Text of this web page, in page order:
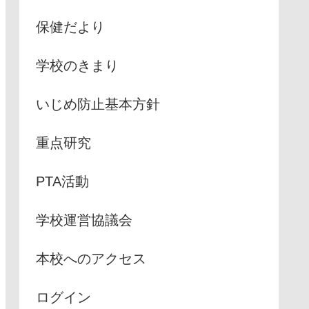
保健だより
学校のきまり
いじめ防止基本方針
重点研究
PTA活動
学校運営協議会
本校へのアクセス
ログイン